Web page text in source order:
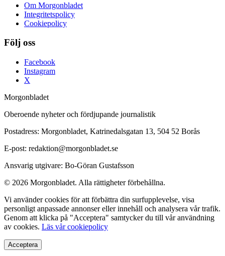
Om Morgonbladet
Integritetspolicy
Cookiepolicy
Följ oss
Facebook
Instagram
X
Morgonbladet
Oberoende nyheter och fördjupande journalistik
Postadress: Morgonbladet, Katrinedalsgatan 13, 504 52 Borås
E-post: redaktion@morgonbladet.se
Ansvarig utgivare: Bo-Göran Gustafsson
© 2026 Morgonbladet. Alla rättigheter förbehållna.
Vi använder cookies för att förbättra din surfupplevelse, visa
personligt anpassade annonser eller innehåll och analysera vår trafik.
Genom att klicka på "Acceptera" samtycker du till vår användning
av cookies. Läs vår cookiepolicy
Acceptera